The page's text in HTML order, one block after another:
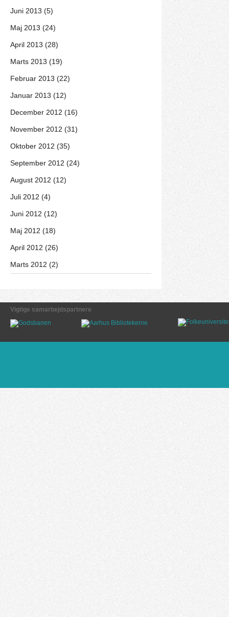
Juni 2013 (5)
Maj 2013 (24)
April 2013 (28)
Marts 2013 (19)
Februar 2013 (22)
Januar 2013 (12)
December 2012 (16)
November 2012 (31)
Oktober 2012 (35)
September 2012 (24)
August 2012 (12)
Juli 2012 (4)
Juni 2012 (12)
Maj 2012 (18)
April 2012 (26)
Marts 2012 (2)
Vigtige samarbejdspartnere